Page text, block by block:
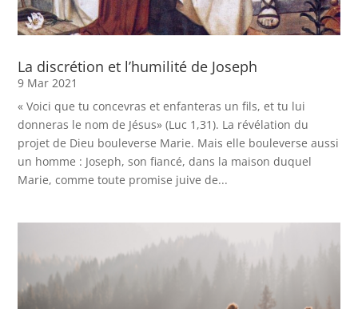
La discrétion et l’humilité de Joseph
9 Mar 2021
« Voici que tu concevras et enfanteras un fils, et tu lui
donneras le nom de Jésus» (Luc 1,31). La révélation du
projet de Dieu bouleverse Marie. Mais elle bouleverse aussi
un homme : Joseph, son fiancé, dans la maison duquel
Marie, comme toute promise juive de...